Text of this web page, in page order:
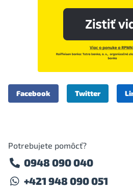
Facebook Twitter
Potrebujete pomôcť?
0948 090 040
+421 948 090 051